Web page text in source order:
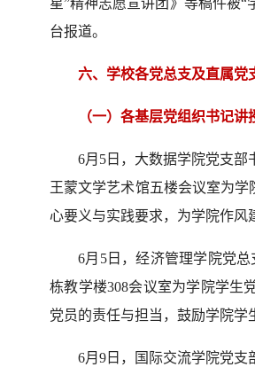
星”精神志愿宣讲团》等稿件被“
台报道。
六、学校各党总支及直属党
（一）各基层党组织书记
6月5日，大数据学院党支
王蒙文学艺术馆五楼会议室为
心要义与实践要求，为学院作风
6月5日，经济管理学院党
栋教学楼308会议室为学院学生
党员的责任与担当，鼓励学院
6月9日，国际交流学院党